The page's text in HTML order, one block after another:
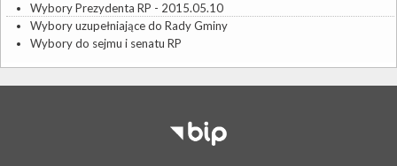
Wybory Prezydenta RP - 2015.05.10
Wybory uzupełniające do Rady Gminy
Wybory do sejmu i senatu RP